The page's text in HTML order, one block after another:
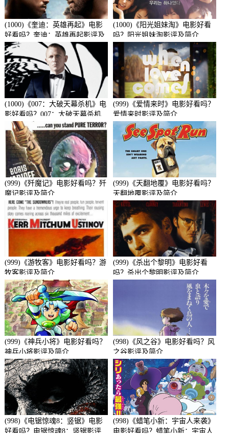
(1000)《奎迪：英雄再起》电影
好看吗？奎迪：英雄再起影评及
简介
(1000)《阳光姐妹淘》电影好看
吗？阳光姐妹淘影评及简介
(1000)《007：大破天幕杀机》电
影好看吗？007：大破天幕杀机
影评及简介
(999)《爱情来时》电影好看吗？
爱情来时影评及简介
(999)《歼魔记》电影好看吗？歼
魔记影评及简介
(999)《天翻地覆》电影好看吗？
天翻地覆影评及简介
(999)《游牧客》电影好看吗？游
牧客影评及简介
(999)《杀出个黎明》电影好看
吗？杀出个黎明影评及简介
(999)《神兵小将》电影好看吗？
神兵小将影评及简介
(998)《风之谷》电影好看吗？风
之谷影评及简介
(998)《电锯惊魂8：竖锯》电影
好看吗？电锯惊魂8：竖锯影评
(998)《蜡笔小新：宇宙人来袭》
电影好看吗？蜡笔小新：宇宙人